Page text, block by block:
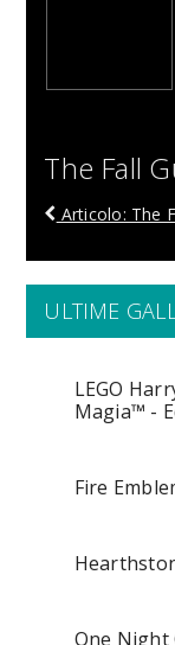
The Fall
Articolo: The
ULTIME
LEGO
Magia™ -
Fire
One Night